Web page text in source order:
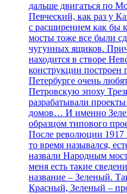
дальше двигаться по
Певческий, как раз у
с расширением как бы
мосты тоже все были
чугунных ящиков.
находится в створе
конструкции
Петербурге очень
Петровскую эпоху
разрабатывали
домов… И именно
образцом типового
После революции 1917
то время назывался,
назвали Народным
меня есть такие
название – Зеленый.
Красный, Зеленый –